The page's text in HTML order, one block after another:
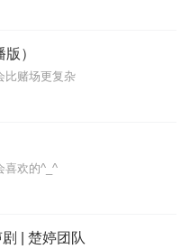
）
比赌场更复杂
喜欢的^_^
| 楚婷团队